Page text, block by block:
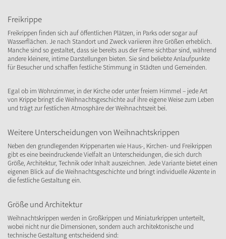
Freikrippe
Freikrippen finden sich auf öffentlichen Plätzen, in Parks oder sogar auf
Wasserflächen. Je nach Standort und Zweck variieren ihre Größen erheblich.
Manche sind so gestaltet, dass sie bereits aus der Ferne sichtbar sind, während
andere kleinere, intime Darstellungen bieten. Sie sind beliebte Anlaufpunkte
für Besucher und schaffen festliche Stimmung in Städten und Gemeinden.
Egal ob im Wohnzimmer, in der Kirche oder unter freiem Himmel – jede Art
von Krippe bringt die Weihnachtsgeschichte auf ihre eigene Weise zum Leben
und trägt zur festlichen Atmosphäre der Weihnachtszeit bei.
Weitere Unterscheidungen von Weihnachtskrippen
Neben den grundlegenden Krippenarten wie Haus-, Kirchen- und Freikrippen
gibt es eine beeindruckende Vielfalt an Unterscheidungen, die sich durch
Größe, Architektur, Technik oder Inhalt auszeichnen. Jede Variante bietet einen
eigenen Blick auf die Weihnachtsgeschichte und bringt individuelle Akzente in
die festliche Gestaltung ein.
Größe und Architektur
Weihnachtskrippen werden in Großkrippen und Miniaturkrippen unterteilt,
wobei nicht nur die Dimensionen, sondern auch architektonische und
technische Gestaltung entscheidend sind: